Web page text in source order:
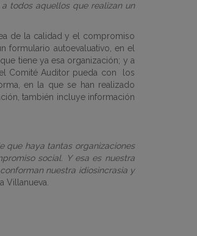
todos aquellos que realizan un
de la calidad y el compromiso
formulario autoevaluativo, en el
tiene ya esa organización; y a
Comité Auditor pueda con
los
en la que se han realizado
también incluye información
que haya tantas organizaciones
social. Y esa es nuestra
nuestra idiosincrasia y
Villanueva.